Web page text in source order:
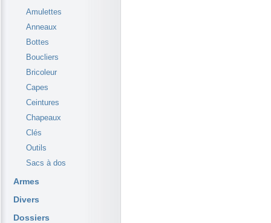
Amulettes
Anneaux
Bottes
Boucliers
Bricoleur
Capes
Ceintures
Chapeaux
Clés
Outils
Sacs à dos
Armes
Divers
Dossiers